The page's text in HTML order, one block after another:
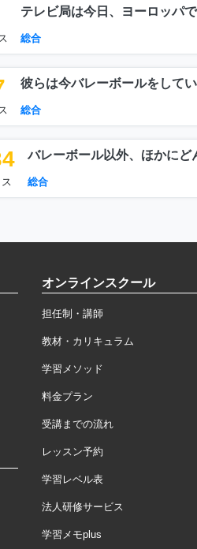
テレビ局は今日、ヨーロッパ
総合
彼らは今バレーボールをしてい
総合
バレーボール以外、ほかにど
総合
オンラインスクール
担任制・講師
教材・カリキュラム
学習メソッド
料金プラン
受講までの流れ
レッスン予約
学習レベル表
法人研修サービス
学習メモplus